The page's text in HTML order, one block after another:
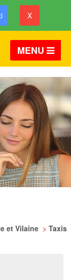
X
MENU
et Vilaine > Taxis